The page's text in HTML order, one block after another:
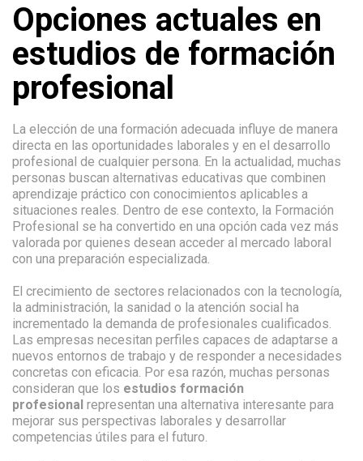
Opciones actuales en
estudios de formación
profesional
La elección de una formación adecuada influye de manera
directa en las oportunidades laborales y en el desarrollo
profesional de cualquier persona. En la actualidad, muchas
personas buscan alternativas educativas que combinen
aprendizaje práctico con conocimientos aplicables a
situaciones reales. Dentro de ese contexto, la Formación
Profesional se ha convertido en una opción cada vez más
valorada por quienes desean acceder al mercado laboral
con una preparación especializada.
El crecimiento de sectores relacionados con la tecnología,
la administración, la sanidad o la atención social ha
incrementado la demanda de profesionales cualificados.
Las empresas necesitan perfiles capaces de adaptarse a
nuevos entornos de trabajo y de responder a necesidades
concretas con eficacia. Por esa razón, muchas personas
consideran que los estudios formación
profesional representan una alternativa interesante para
mejorar sus perspectivas laborales y desarrollar
competencias útiles para el futuro.